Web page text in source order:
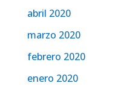
abril 2020
marzo 2020
febrero 2020
enero 2020